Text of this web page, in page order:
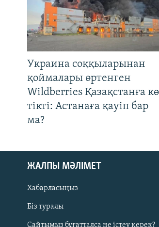
Русский
Украина соққыларынан
қоймалары өртенген
Wildberries Қазақстанға
тікті: Астанаға қауіп бар
ма?
ЖАЛПЫ МӘЛІМЕТ
Хабарласыңыз
Біз туралы
Сайтымыз бұғатталса не істеу керек?